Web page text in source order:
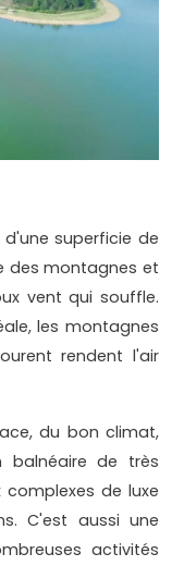
superficie de
des montagnes et
vent qui souffle.
les montagnes
rendent l'air
du bon climat,
de très
de luxe
C'est aussi une
activités